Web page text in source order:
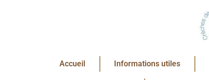
Accueil Informations utiles